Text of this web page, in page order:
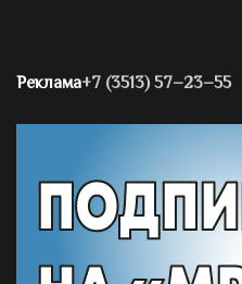
Реклама+7 (3513) 57–23–55